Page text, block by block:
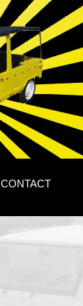
CONTACT